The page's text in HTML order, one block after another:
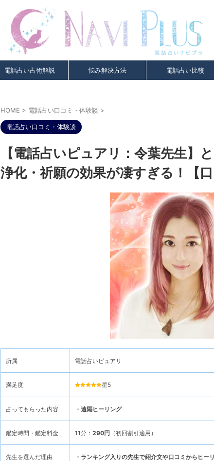
電話占い占術解説 悩み解決方法 電話占い比較
HOME > 電話占い口コミ・体験談 >
電話占い口コミ・体験談
【電話占いピュアリ：令葉先生】
浄化・祈願の効果が凄すぎる！【
所属 電話占いピュアリ
満足度 星5
占ってもらった内容 ・遠隔ヒーリング
鑑定時間・鑑定料金 11分： 290円 （初回割引適用）
先生を選んだ理由 ・ランキング入りの先生で紹介文や口コミからヒー